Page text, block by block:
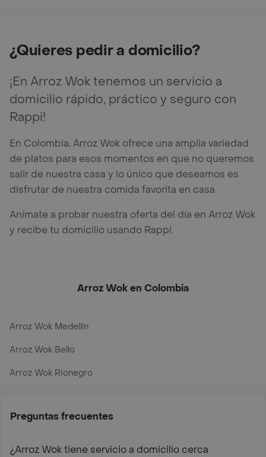
¿Quieres pedir a domicilio?
¡En Arroz Wok tenemos un servicio a
domicilio rápido, práctico y seguro con
Rappi!
En Colombia, Arroz Wok ofrece una amplia variedad
de platos para esos momentos en que no queremos
salir de nuestra casa y lo único que deseamos es
disfrutar de nuestra comida favorita en casa.
Anímate a probar nuestra oferta del día en Arroz Wok
y recibe tu domicilio usando Rappi.
Arroz Wok en Colombia
Arroz Wok Medellín
Arroz Wok Bello
Arroz Wok Rionegro
Preguntas frecuentes
¿Arroz Wok tiene servicio a domicilio cerca